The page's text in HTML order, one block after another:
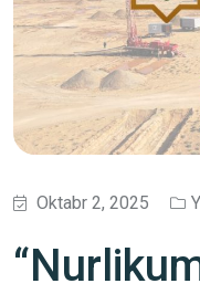
Oktabr 2, 2025